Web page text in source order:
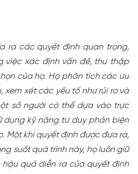
ra các quyết định quan trọng,
việc xác định vấn đề, thu thập
của họ. Họ phân tích các ưu
xem xét các yếu tố như rủi ro và
số người có thể dựa vào trực
dụng kỹ năng tư duy phản biện
Một khi quyết định được đưa ra,
suốt quá trình này, họ luôn giữ
quả diễn ra của quyết định